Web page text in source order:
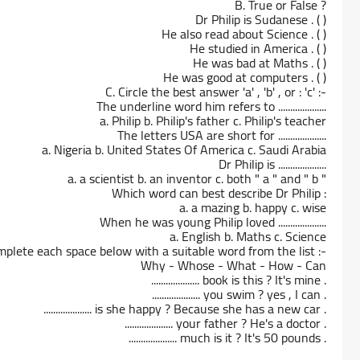
B. True or False ?
Dr Philip is Sudanese . ( )
He also read about Science . ( )
He studied in America . ( )
He was bad at Maths . ( )
He was good at computers . ( )
C. Circle the best answer 'a' , 'b' , or : 'c' :-
The underline word him refers to ....................
a. Philip b. Philip's father c. Philip's teacher
The letters USA are short for ....................
a. Nigeria b. United States Of America c. Saudi Arabia
Dr Philip is ....................
a. a scientist b. an inventor c. both " a " and " b "
Which word can best describe Dr Philip :
a. a mazing b. happy c. wise
When he was young Philip loved ....................
a. English b. Maths c. Science
each space below with a suitable word from the list :-
Why - Whose - What - How - Can
.................... book is this ? It's mine .
.................... you swim ? yes , I can .
.................... is she happy ? Because she has a new car .
.................... your father ? He's a doctor .
.................... much is it ? It's 50 pounds .